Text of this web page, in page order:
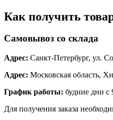
Как получить
Самовывоз со склада
Адрес: Санкт-Петербург, ул.
Адрес: Московская область,
График работы: будние дни с
Для получения заказа